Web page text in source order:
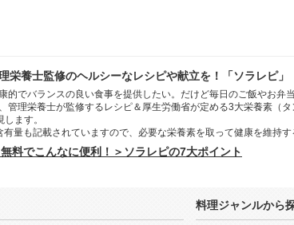
栄養士監修のヘルシーなレシピや献立を！「ソラレピ」
的でバランスの良い食事を提供したい。だけど毎日のご飯やお
管理栄養士が監修するレシピ＆厚生労働省が定める3大栄養素（
ます。
量も記載されていますので、必要な栄養素を取って健康を維持す
無料でこんなに便利！＞ソラレピの7大ポイント
料理ジャンルから